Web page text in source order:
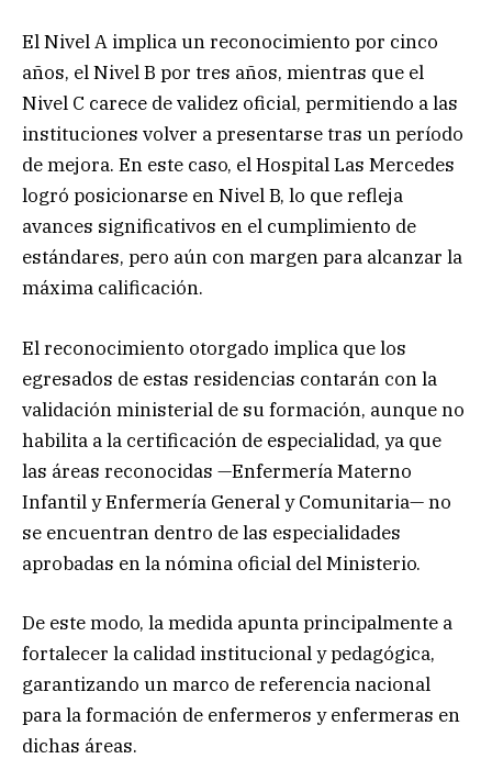
El Nivel A implica un reconocimiento por cinco
años, el Nivel B por tres años, mientras que el
Nivel C carece de validez oficial, permitiendo a las
instituciones volver a presentarse tras un período
de mejora. En este caso, el Hospital Las Mercedes
logró posicionarse en Nivel B, lo que refleja
avances significativos en el cumplimiento de
estándares, pero aún con margen para alcanzar la
máxima calificación.
El reconocimiento otorgado implica que los
egresados de estas residencias contarán con la
validación ministerial de su formación, aunque no
habilita a la certificación de especialidad, ya que
las áreas reconocidas —Enfermería Materno
Infantil y Enfermería General y Comunitaria— no
se encuentran dentro de las especialidades
aprobadas en la nómina oficial del Ministerio.
De este modo, la medida apunta principalmente a
fortalecer la calidad institucional y pedagógica,
garantizando un marco de referencia nacional
para la formación de enfermeros y enfermeras en
dichas áreas.